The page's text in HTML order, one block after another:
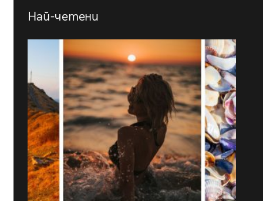
Най-четени